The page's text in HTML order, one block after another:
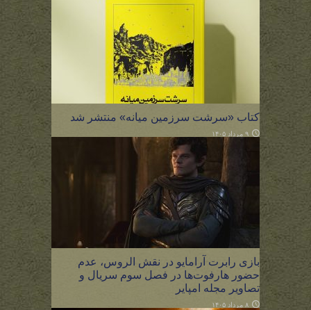
کتاب «سرشت سرزمین میانه» منتشر شد
۹ مرداد ۱۴۰۵
بازی رابرت آرامایو در نقش الروس، عدم
حضور هارفوت‌ها در فصل سوم سریال و
تصاویر مجله امپایر
۸ مرداد ۱۴۰۵